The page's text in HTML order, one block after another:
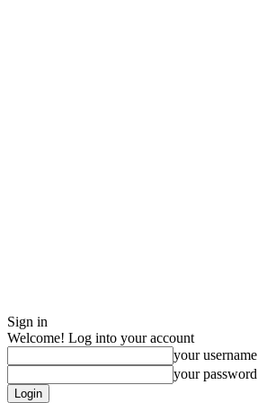
Sign in
Welcome! Log into your account
your username
your password